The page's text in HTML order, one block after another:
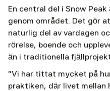
En central del i Snow
genom området. Det gör
naturlig del av vardagen
rörelse, boende och
än i traditionella
“Vi har tittat mycket på
praktiken, där livet mellan